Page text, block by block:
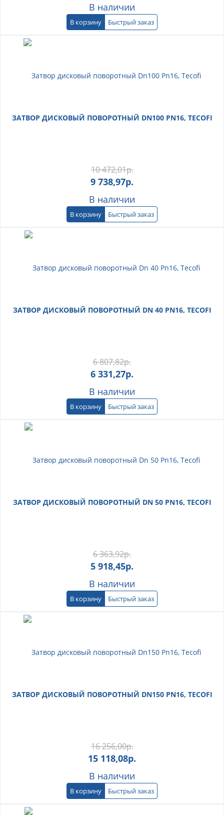
В наличии
В корзину Быстрый заказ
ЗАТВОР ДИСКОВЫЙ ПОВОРОТНЫЙ DN100 PN16, TECOFI
10 472,01р.
9 738,97р.
В наличии
В корзину Быстрый заказ
ЗАТВОР ДИСКОВЫЙ ПОВОРОТНЫЙ DN 40 PN16, TECOFI
6 807,82р.
6 331,27р.
В наличии
В корзину Быстрый заказ
ЗАТВОР ДИСКОВЫЙ ПОВОРОТНЫЙ DN 50 PN16, TECOFI
6 363,92р.
5 918,45р.
В наличии
В корзину Быстрый заказ
ЗАТВОР ДИСКОВЫЙ ПОВОРОТНЫЙ DN150 PN16, TECOFI
16 256,00р.
15 118,08р.
В наличии
В корзину Быстрый заказ